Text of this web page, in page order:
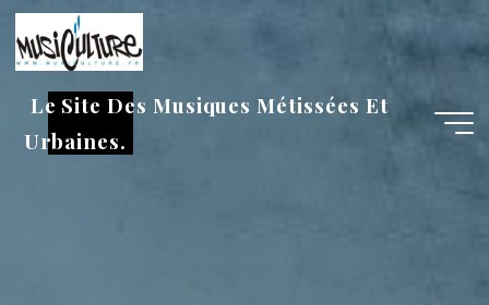
Aller
au
contenu
Le Site Des Musiques Métissées Et
Urbaines.